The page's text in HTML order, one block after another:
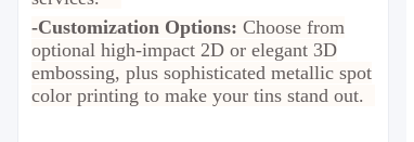
-Customization Options: Choose from
optional high-impact 2D or elegant 3D
embossing, plus sophisticated metallic spot
color printing to make your tins stand out.